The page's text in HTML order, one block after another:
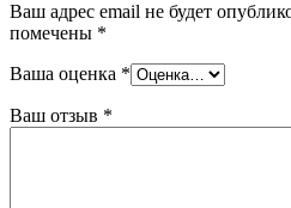
Ваш адрес email не будет
помечены *
Ваша оценка *
Ваш отзыв *